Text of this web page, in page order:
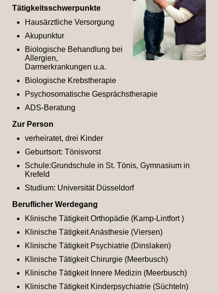
Tätigkeitsschwerpunkte
Hausärztliche Versorgung
Akupunktur
Biologische Behandlung bei
Allergien,
Darmerkrankungen u.a.
Biologische Krebstherapie
Psychosomatische Gesprächstherapie
ADS-Beratung
Zur Person
verheiratet, drei Kinder
Geburtsort: Tönisvorst
Schule:Grundschule in St. Tönis, Gymnasium in
Krefeld
Studium: Universität Düsseldorf
Beruflicher Werdegang
Klinische Tätigkeit Orthopädie (Kamp-Lintfort )
Klinische Tätigkeit Anästhesie (Viersen)
Klinische Tätigkeit Psychiatrie (Dinslaken)
Klinische Tätigkeit Chirurgie (Meerbusch)
Klinische Tätigkeit Innere Medizin (Meerbusch)
Klinische Tätigkeit Kinderpsychiatrie (Süchteln)